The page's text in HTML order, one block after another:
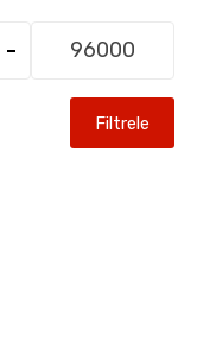
Filtrele